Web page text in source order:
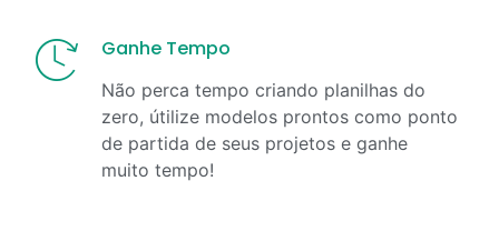
Ganhe Tempo
Não perca tempo criando planilhas do
zero, útilize modelos prontos como ponto
de partida de seus projetos e ganhe
muito tempo!